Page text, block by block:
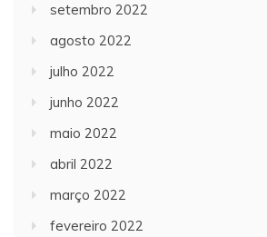
setembro 2022
agosto 2022
julho 2022
junho 2022
maio 2022
abril 2022
março 2022
fevereiro 2022